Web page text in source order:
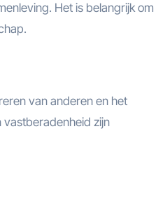
Het is belangrijk om
van anderen en het
zijn